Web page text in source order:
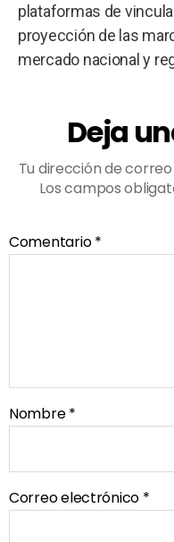
plataformas de
proyección de las
mercado nacional y
Deja
Tu dirección de
Los campos
Comentario*
Nombre*
Correo electrónico *